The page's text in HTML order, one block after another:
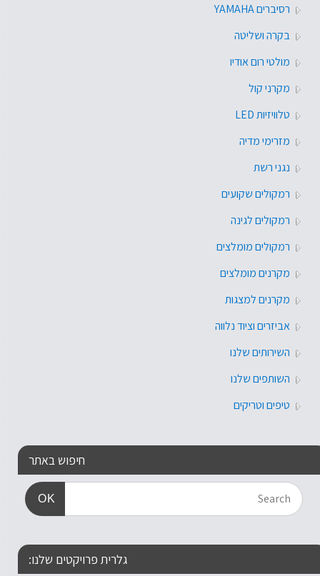
רסיברים YAMAHA
בקרה ושליטה
מולטי רום אודיו
מקרני קול
טלוויזיות LED
מזרימי מדיה
נגני רשת
רמקולים שקועים
רמקולים לגינה
רמקולים מומלצים
מקרנים מומלצים
מקרנים למצגות
אביזרים וציוד נלווה
השירותים שלנו
השותפים שלנו
טיפים וטריקים
חיפוש באתר
OK
גלרית פרויקטים שלנו: